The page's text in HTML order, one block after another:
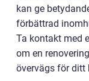
kan ge
förbättrad
Ta kontakt med
om en
övervägs för ditt